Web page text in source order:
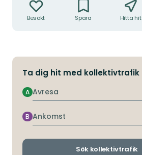
Besökt Spara Hitta hit
Ta dig hit med kollektivtrafik
Avresa
A
Ankomst
B
Sök kollektivtrafik